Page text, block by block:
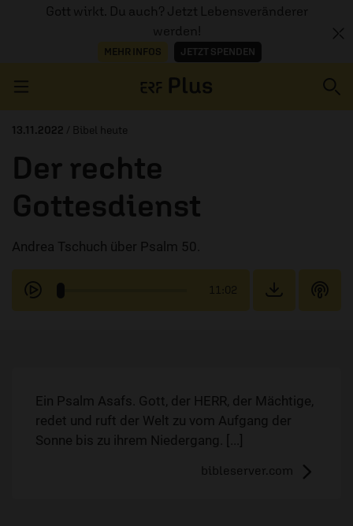
Gott wirkt. Du auch? Jetzt Lebensveränderer
werden!
MEHR INFOS JETZT SPENDEN
AUDIOTHEK
PROGRAMM
MITMACHEN
13.11.2022 / Bibel heute
Der rechte
Gottesdienst
Andrea Tschuch über Psalm 50.
11:02
Ein Psalm Asafs. Gott, der HERR, der Mächtige,
redet und ruft der Welt zu vom Aufgang der
Sonne bis zu ihrem Niedergang. [...]
bibleserver.com